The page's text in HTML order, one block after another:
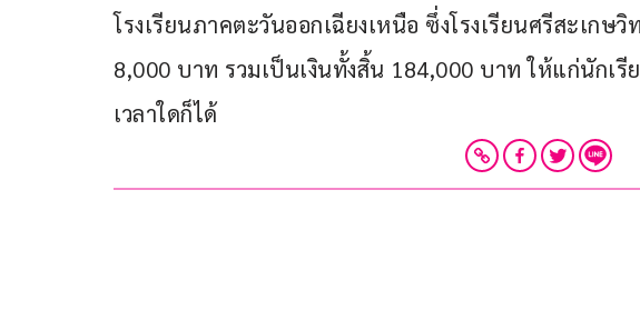
โรงเรียนภาคตะวันออกเฉียงเหนือ ซึ่งโรงเรียนศรีสะเก
8,000 บาท รวมเป็นเงินทั้งสิ้น 184,000 บาท ให้แก่นักเรี
เวลาใดก็ได้